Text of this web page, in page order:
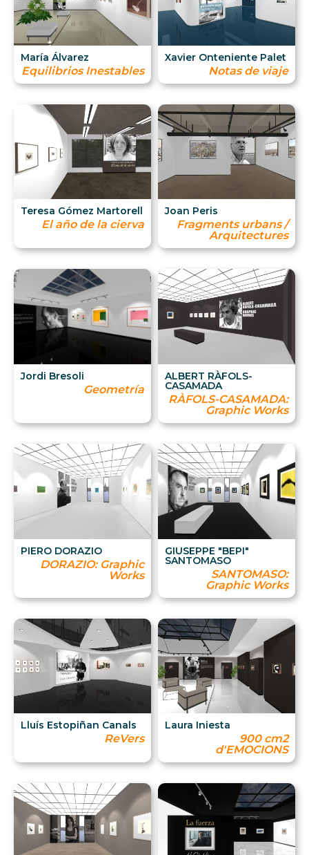
María Álvarez
Equilibrios Inestables
Xavier Onteniente Palet
Notas de viaje
Teresa Gómez Martorell
El año de la cierva
Joan Peris
Fragments urbans /
Arquitectures
Jordi Bresoli
Geometría
ALBERT RÀFOLS-
CASAMADA
RÀFOLS-CASAMADA:
Graphic Works
PIERO DORAZIO
DORAZIO: Graphic
Works
GIUSEPPE "BEPI"
SANTOMASO
SANTOMASO:
Graphic Works
Lluís Estopiñan Canals
ReVers
Laura Iniesta
900 cm2
d'EMOCIONS